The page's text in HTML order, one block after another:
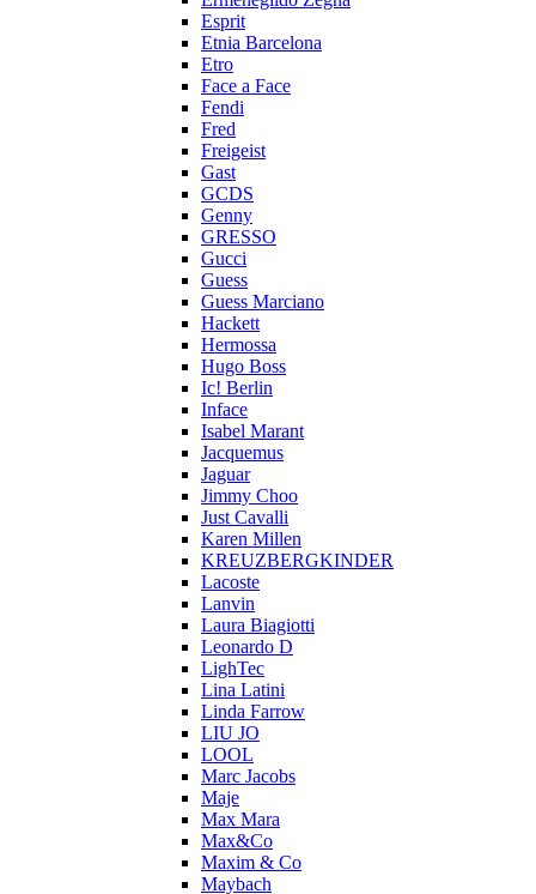
Esprit
Etnia Barcelona
Etro
Face a Face
Fendi
Fred
Freigeist
Gast
GCDS
Genny
GRESSO
Gucci
Guess
Guess Marciano
Hackett
Hermossa
Hugo Boss
Ic! Berlin
Inface
Isabel Marant
Jacquemus
Jaguar
Jimmy Choo
Just Cavalli
Karen Millen
KREUZBERGKINDER
Lacoste
Lanvin
Laura Biagiotti
Leonardo D
LighTec
Lina Latini
Linda Farrow
LIU JO
LOOL
Marc Jacobs
Maje
Max Mara
Max&Co
Maxim & Co
Maybach